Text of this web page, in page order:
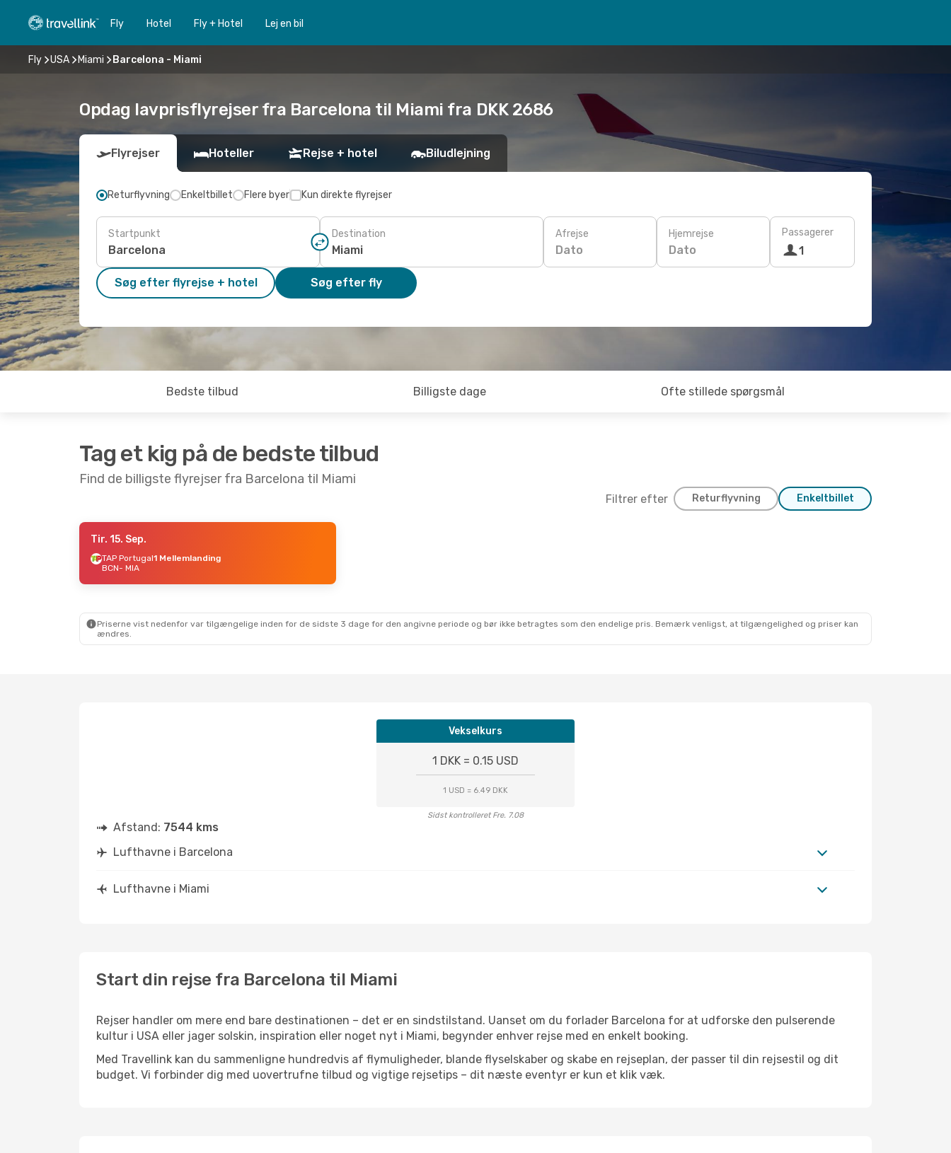
Fly Hotel Fly + Hotel Lej en bil
Fly USA Miami Barcelona - Miami
Opdag lavprisflyrejser fra Barcelona til Miami fra DKK 2686
Flyrejser Hoteller Rejse + hotel Biludlejning
Returflyvning Enkeltbillet Flere byer Kun direkte flyrejser
Startpunkt Destination Afrejse
Dato
Hjemrejse
Dato
Passagerer
1
Søg efter flyrejse + hotel Søg efter fly
Bedste tilbud Billigste dage Ofte stillede spørgsmål
Tag et kig på de bedste tilbud
Find de billigste flyrejser fra Barcelona til Miami
Filtrer efter Returflyvning Enkeltbillet
- Lør. 12. Sep.
1 Mellemlanding
Tir. 15. Sep.
TAP Portugal1 Mellemlanding
BCN- MIA
Priserne vist nedenfor var tilgængelige inden for de sidste 3 dage for den angivne periode og bør ikke betragtes som den endelige pris. Bemærk venligst, at tilgængelighed og priser kan
ændres.
Vekselkurs
1 DKK = 0.15 USD
1 USD = 6.49 DKK
Sidst kontrolleret Fre. 7.08
Afstand: 7544 kms
Lufthavne i Barcelona
Lufthavne i Miami
Start din rejse fra Barcelona til Miami
Rejser handler om mere end bare destinationen – det er en sindstilstand. Uanset om du forlader Barcelona for at udforske den pulserende
kultur i USA eller jager solskin, inspiration eller noget nyt i Miami, begynder enhver rejse med en enkelt booking.
Med Travellink kan du sammenligne hundredvis af flymuligheder, blande flyselskaber og skabe en rejseplan, der passer til din rejsestil og dit
budget. Vi forbinder dig med uovertrufne tilbud og vigtige rejsetips – dit næste eventyr er kun et klik væk.